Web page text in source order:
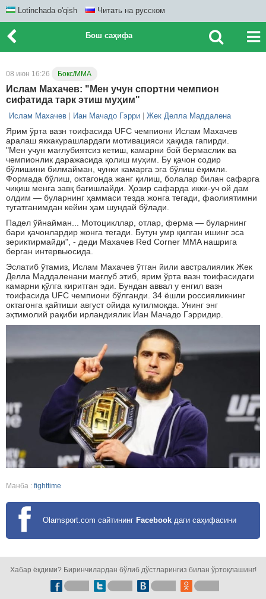
Lotinchada o'qish Читать на русском
Бош саҳифа
08 июн 16:26 Бокс/ММА
Ислам Махачев: "Мен учун спортни чемпион
сифатида тарк этиш муҳим"
Ислам Махачев Иан Мачадо Гэрри Жек Делла Маддалена
Ярим ўрта вазн тоифасида UFC чемпиони Ислам Махачев
аралаш яккакурашлардаги мотивацияси ҳақида гапирди.
"Мен учун мағлубиятсиз кетиш, камарни бой бермаслик ва
чемпионлик даражасида қолиш муҳим. Бу қачон содир
бўлишини билмайман, чунки камарга эга бўлиш ёқимли.
Формада бўлиш, октагонда жанг қилиш, болалар билан сафарга
чиқиш менга завқ бағишлайди. Ҳозир сафарда икки-уч ой дам
олдим — буларнинг ҳаммаси тезда жонга тегади, фаолиятимни
тугатганимдан кейин ҳам шундай бўлади.
Падел ўйнайман... Мотоцикллар, отлар, ферма — буларнинг
бари қачонлардир жонга тегади. Бутун умр қилган ишинг эса
зериктирмайди", - деди Махачев Red Corner MMA нашрига
берган интервьюсида.
Эслатиб ўтамиз, Ислам Махачев ўтган йили австралиялик Жек
Делла Маддаленани мағлуб этиб, ярим ўрта вазн тоифасидаги
камарни қўлга киритган эди. Бундан аввал у енгил вазн
тоифасида UFC чемпиони бўлганди. 34 ёшли россияликнинг
октагонга қайтиши август ойида кутилмоқда. Унинг энг
эҳтимолий рақиби ирландиялик Иан Мачадо Гэрридир.
Манба : fighttime
Olamsport.com сайтининг Facebook даги саҳифасини
Хабар ёқдими? Биринчилардан бўлиб дўстларингиз билан ўртоқлашинг!